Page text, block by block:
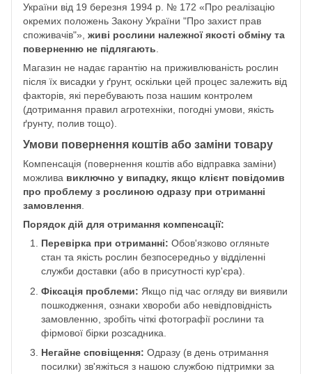
України від 19 березня 1994 р. № 172 «Про реалізацію
окремих положень Закону України "Про захист прав
споживачів"», живі рослини належної якості обміну та
поверненню не підлягають
Магазин не надає гарантію на приживлюваність рослин
після їх висадки у ґрунт, оскільки цей процес залежить від
факторів, які перебувають поза нашим контролем
(дотримання правил агротехніки, погодні умови, якість
ґрунту, полив тощо).
Умови повернення коштів або заміни товару
Компенсація (повернення коштів або відправка заміни)
можлива виключно у випадку, якщо клієнт повідомив
про проблему з рослиною одразу при отриманні
замовлення.
Порядок дій для отримання компенсації:
Перевірка при отриманні: Обов'язково огляньте
стан та якість рослин безпосередньо у відділенні
служби доставки (або в присутності кур'єра).
Фіксація проблеми: Якщо під час огляду ви виявили
пошкодження, ознаки хвороби або невідповідність
замовленню, зробіть чіткі фотографії рослини та
фірмової бірки розсадника.
Негайне сповіщення: Одразу (в день отримання
посилки) зв'яжіться з нашою службою підтримки за